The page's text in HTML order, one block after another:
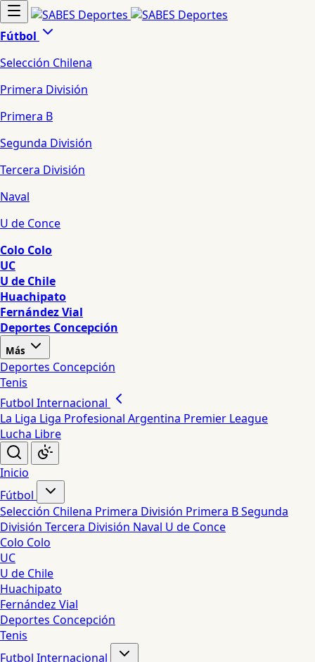
Fútbol
Selección Chilena
Primera División
Primera B
Segunda División
Tercera División
Naval
U de Conce
Colo Colo
UC
U de Chile
Huachipato
Fernández Vial
Deportes Concepción
Más
Deportes Concepción
Tenis
Futbol Internacional
La Liga Liga Profesional Argentina Premier League
Lucha Libre
Inicio
Fútbol
Selección Chilena Primera División Primera BSegunda
División Tercera División Naval U de Conce
Colo Colo
UC
U de Chile
Huachipato
Fernández Vial
Deportes Concepción
Tenis
Futbol Internacional